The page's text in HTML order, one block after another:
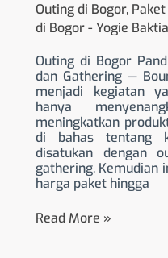
Outing di Bogor,
di Bogor-Yogie
Outing di Bogor
dan Gathering —
menjadi kegiatan
hanya
meningkatkan
di bahas tentang
disatukan dengan
gathering. Kemudian
harga paket hingga
Read More »